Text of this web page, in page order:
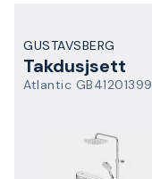
GUSTAVSBERG
Takdusjsett
Atlantic GB41201399